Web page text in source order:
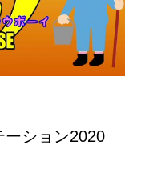
ーション2020